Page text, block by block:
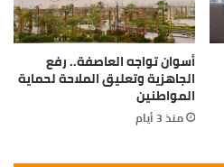
أسوان تواجه العاصفة.. رفع
الجاهزية وتعليق الملاحة لحماية
المواطنين
منذ 3 أيام